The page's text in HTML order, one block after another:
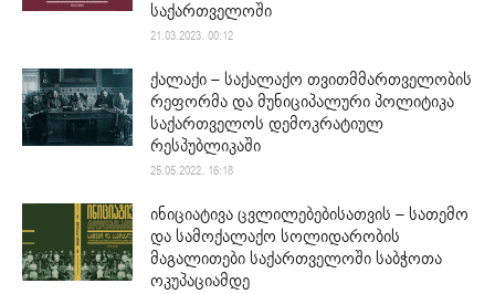
საქართველოში
21.03.2023. 00:12
ქალაქი – საქალაქო თვითმმართველობის
რეფორმა და მუნიციპალური პოლიტიკა
საქართველოს დემოკრატიულ
რესპუბლიკაში
25.05.2022. 16:18
ინიციატივა ცვლილებებისათვის – სათემო
და სამოქალაქო სოლიდარობის
მაგალითები საქართველოში საბჭოთა
ოკუპაციამდე